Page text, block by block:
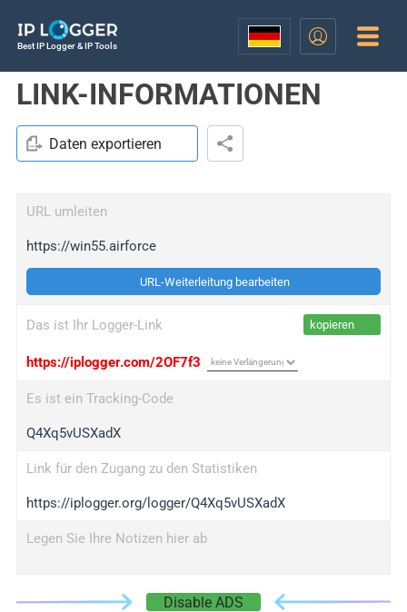
Best IP Logger & IP Tools
LINK-INFORMATIONEN
Daten exportieren
URL umleiten
https://win55.airforce
URL-Weiterleitung bearbeiten
Das ist Ihr Logger-Link kopieren
https://iplogger.com/2OF7f3
Es ist ein Tracking-Code
Q4Xq5vUSXadX
Link für den Zugang zu den Statistiken
https://iplogger.org/logger/Q4Xq5vUSXadX
Legen Sie Ihre Notizen hier ab
Disable ADS